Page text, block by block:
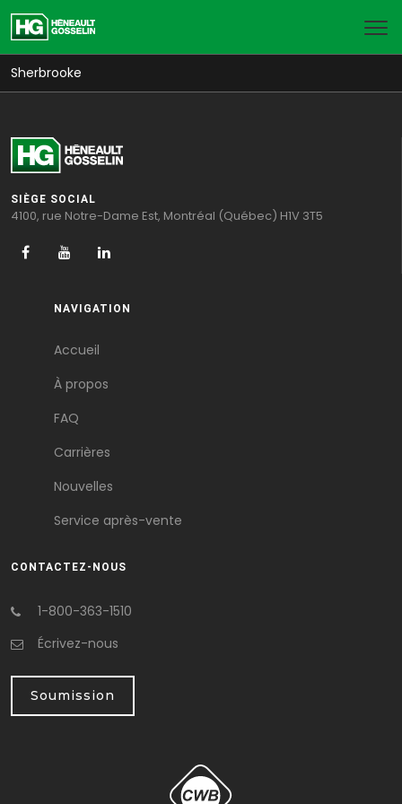
Sherbrooke
SIÈGE SOCIAL
4100, rue Notre-Dame Est, Montréal (Québec) H1V 3T5
NAVIGATION
Accueil
À propos
FAQ
Carrières
Nouvelles
Service après-vente
CONTACTEZ-NOUS
1-800-363-1510
Écrivez-nous
Soumission